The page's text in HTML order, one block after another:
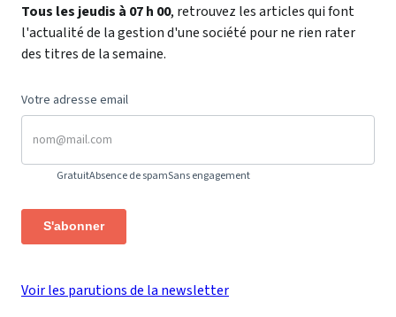
Tous les jeudis à 07 h 00, retrouvez les articles qui font
l'actualité de la gestion d'une société pour ne rien rater
des titres de la semaine.
Votre adresse email
GratuitAbsence de spamSans engagement
S'abonner
Voir les parutions de la newsletter